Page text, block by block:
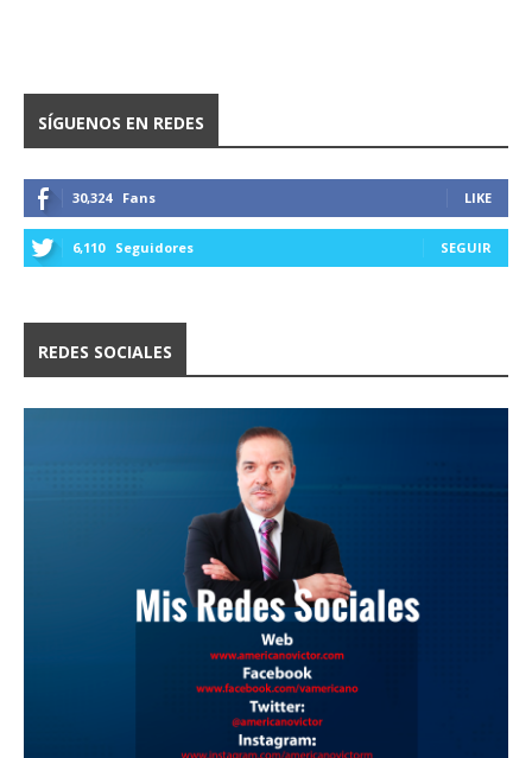
SÍGUENOS EN REDES
30,324 Fans LIKE
6,110 Seguidores SEGUIR
REDES SOCIALES